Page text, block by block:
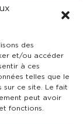
des
et/ou accéder
à ces
telles que le
sur ce site. Le fait
peut avoir
fonctions.
!